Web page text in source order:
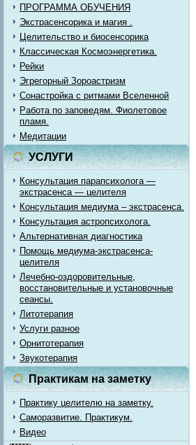
ПРОГРАММА ОБУЧЕНИЯ
Экстрасенсорика и магия .
Целительство и биосенсорика
Классическая Космоэнергетика.
Рейки
Эгрегорный Зороастризм
Сонастройка с ритмами Вселенной
Работа по заповедям. Фиолетовое
пламя.
Медитации
УСЛУГИ
Консультация парапсихолога —
экстрасенса — целителя
Консультация медиума – экстрасенса.
Консультация астропсихолога.
Альтернативная диагностика
Помощь медиума-экстрасенса-
целителя
Лечебно-оздоровительные,
восстановительные и установочные
сеансы.
Литотерапия
Услуги разное
Орнитотерапия
Звукотерапия
Практикам на заметку
Практику целителю на заметку.
Саморазвитие. Практикум.
Видео